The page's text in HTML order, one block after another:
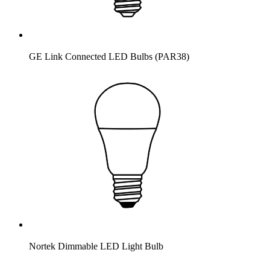
GE Link Connected LED Bulbs (PAR38)
Nortek Dimmable LED Light Bulb